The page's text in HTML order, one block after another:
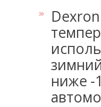
ниже -